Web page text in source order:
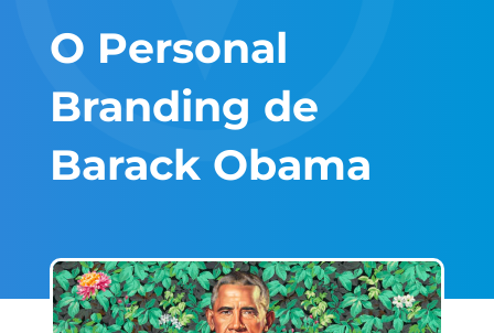
O Personal
Branding de
Barack Obama